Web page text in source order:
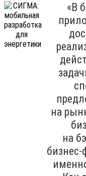
«В
на
на